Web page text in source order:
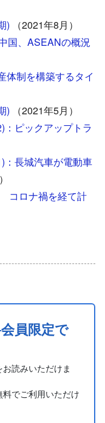
)
（2021年8月）
国、ASEANの概況
体制を構築するタイ
)
（2021年5月）
ピックアップトラ
：長城汽車が電動車
コロナ禍を経て計
員限定で
読みいただけま
でご利用いただけ